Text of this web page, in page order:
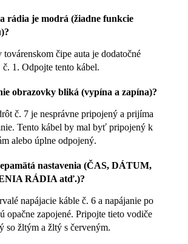
rádia je modrá (žiadne funkcie
továrenskom čipe auta je dodatočné
1. Odpojte tento kábel.
obrazovky bliká (vypína a zapína)?
č. 7 je nesprávne pripojený a prijíma
Tento kábel by mal byť pripojený k
alebo úplne odpojený.
nastavenia (ČAS, DÁTUM,
RÁDIA atď.)?
napájacie káble č. 6 a napájanie po
opačne zapojené. Pripojte tieto vodiče
so žltým a žltý s červeným.